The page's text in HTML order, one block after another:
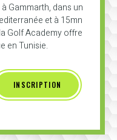
Gammarth, dans un
et à 15mn
Golf Academy offre
en Tunisie.
INSCRIPTION